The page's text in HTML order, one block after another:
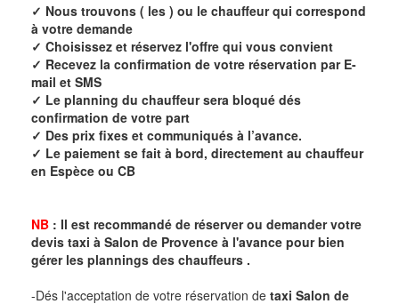
✓ Nous trouvons ( les ) ou le chauffeur qui correspond
à votre demande
✓ Choisissez et réservez l'offre qui vous convient
✓ Recevez la confirmation de votre réservation par E-
mail et SMS
✓ Le planning du chauffeur sera bloqué dés
confirmation de votre part
✓ Des prix fixes et communiqués à l’avance.
✓ Le paiement se fait à bord, directement au chauffeur
en Espèce ou CB
NB : Il est recommandé de réserver ou demander votre
devis taxi à Salon de Provence à l'avance pour bien
gérer les plannings des chauffeurs .
-Dés l'acceptation de votre réservation de taxi Salon de